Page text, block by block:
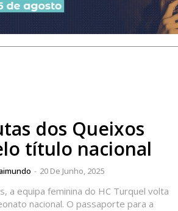
dos Queixos
título nacional
- 20 De Junho, 2025
a equipa feminina do HC Turquel volta
nacional. O passaporte para a